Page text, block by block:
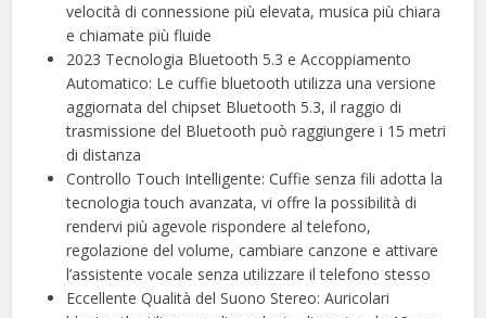
velocità di connessione più elevata, musica più chiara
e chiamate più fluide
2023 Tecnologia Bluetooth 5.3 e Accoppiamento
Automatico: Le cuffie bluetooth utilizza una versione
aggiornata del chipset Bluetooth 5.3, il raggio di
trasmissione del Bluetooth può raggiungere i 15 metri
di distanza
Controllo Touch Intelligente: Cuffie senza fili adotta la
tecnologia touch avanzata, vi offre la possibilità di
rendervi più agevole rispondere al telefono,
regolazione del volume, cambiare canzone e attivare
l’assistente vocale senza utilizzare il telefono stesso
Eccellente Qualità del Suono Stereo: Auricolari